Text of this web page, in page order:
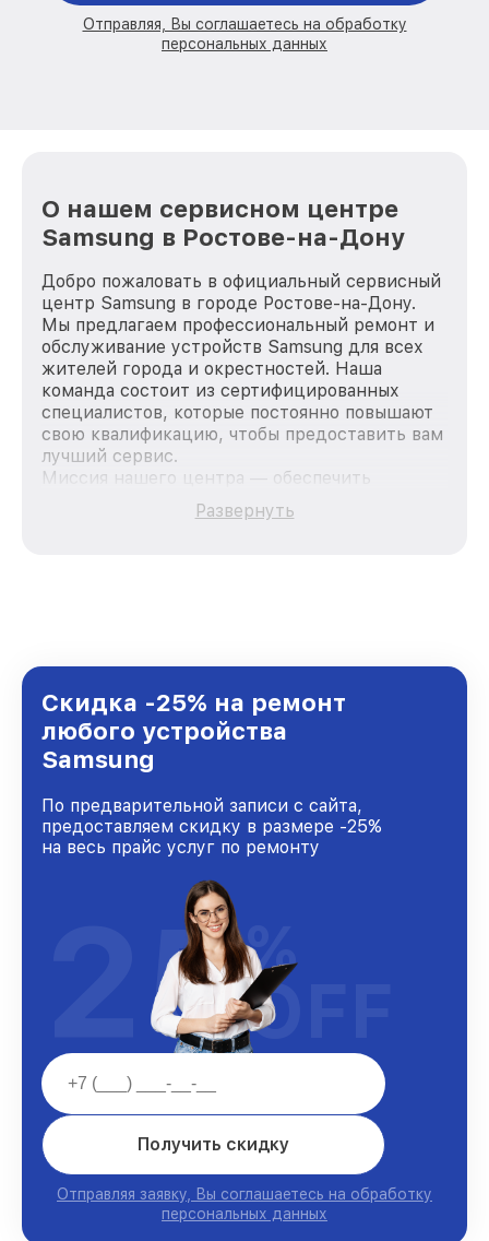
Отправляя, Вы соглашаетесь на обработку
персональных данных
О нашем сервисном центре
Samsung в Ростове-на-Дону
Добро пожаловать в официальный сервисный
центр Samsung в городе Ростове-на-Дону.
Мы предлагаем профессиональный ремонт и
обслуживание устройств Samsung для всех
жителей города и окрестностей. Наша
команда состоит из сертифицированных
специалистов, которые постоянно повышают
свою квалификацию, чтобы предоставить вам
лучший сервис.
Миссия нашего центра — обеспечить
качественный и доступный ремонт для
каждого пользователя продукции Samsung,
клиентов.
Развернуть
Скидка -25% на ремонт
любого устройства
Samsung
По предварительной записи с сайта,
предоставляем скидку в размере -25%
на весь прайс услуг по ремонту
Получить скидку
Отправляя заявку, Вы соглашаетесь на обработку
персональных данных
25%
OFF